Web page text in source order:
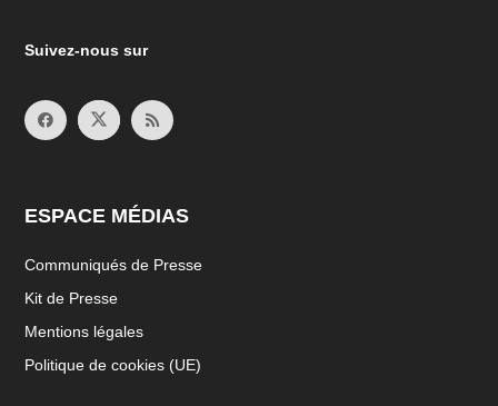
Suivez-nous sur
ESPACE MÉDIAS
Communiqués de Presse
Kit de Presse
Mentions légales
Politique de cookies (UE)